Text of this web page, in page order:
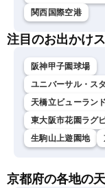
関西国際空港
注目のお出かけ
阪神甲子園球場
ユニバーサル・ス
天橋立ビューラン
東大阪市花園ラグ
生駒山上遊園地
京都府の各地の